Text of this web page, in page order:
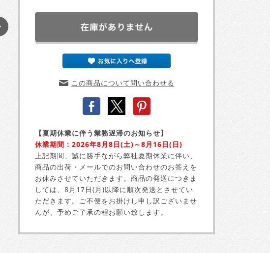
この商品について問い合わせる
【夏期休業に伴う業務遅滞のお知らせ】
休業期間：2026年8月8日(土)～8月16日(日)
上記期間、誠に勝手ながら弊社夏期休業に伴い、
商品の出荷・メールでのお問い合わせのお答えを
お休みさせていただきます。商品の発送につきま
しては、8月17日(月)以降に順次発送とさせてい
ただきます。ご不便をお掛けし申し訳ございませ
んが、予めご了承の程お願い致します。